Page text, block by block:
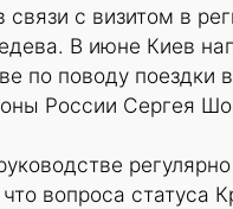
связи с визитом в
В июне Киев
по поводу поездки
России Сергея
регулярно
вопроса статуса